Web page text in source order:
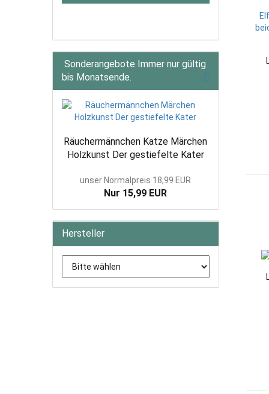
Sonderangebote Immer nur gültig
bis Monatsende.
Räuchermännchen Katze Märchen
Holzkunst Der gestiefelte Kater
unser Normalpreis 18,99 EUR
Nur 15,99 EUR
Hersteller